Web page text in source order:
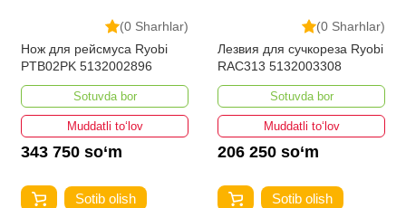
(0 Sharhlar)
Нож для рейсмуса Ryobi
PTB02PK 5132002896
Sotuvda bor
Muddatli to‘lov
343 750 so‘m
Sotib olish
(0 Sharhlar)
Лезвия для сучкореза Ryobi
RAC313 5132003308
Sotuvda bor
Muddatli to‘lov
206 250 so‘m
Sotib olish